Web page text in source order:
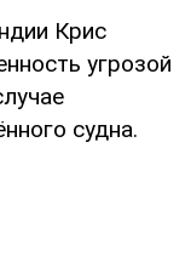
Крис
угрозой
судна.